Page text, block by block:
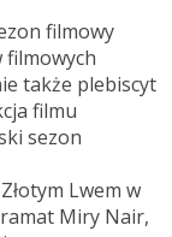
filmowy
także plebiscyt
filmu
sezon
Lwem w
Miry Nair,